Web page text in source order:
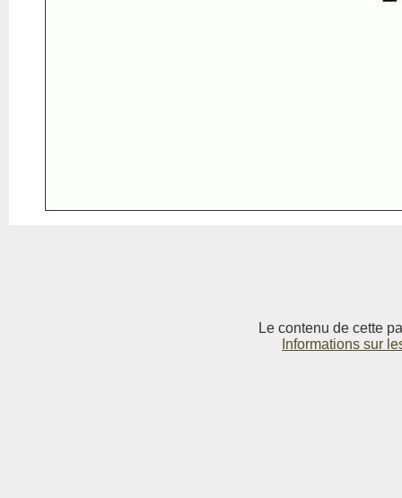
Le contenu de cette
Informations sur